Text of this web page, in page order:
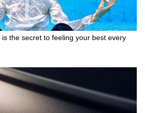
the secret to feeling your best every